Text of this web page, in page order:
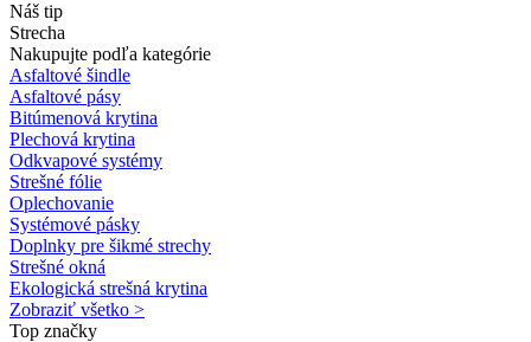
Náš tip
Strecha
Nakupujte podľa kategórie
Asfaltové šindle
Asfaltové pásy
Bitúmenová krytina
Plechová krytina
Odkvapové systémy
Strešné fólie
Oplechovanie
Systémové pásky
Doplnky pre šikmé strechy
Strešné okná
Ekologická strešná krytina
Zobraziť všetko >
Top značky